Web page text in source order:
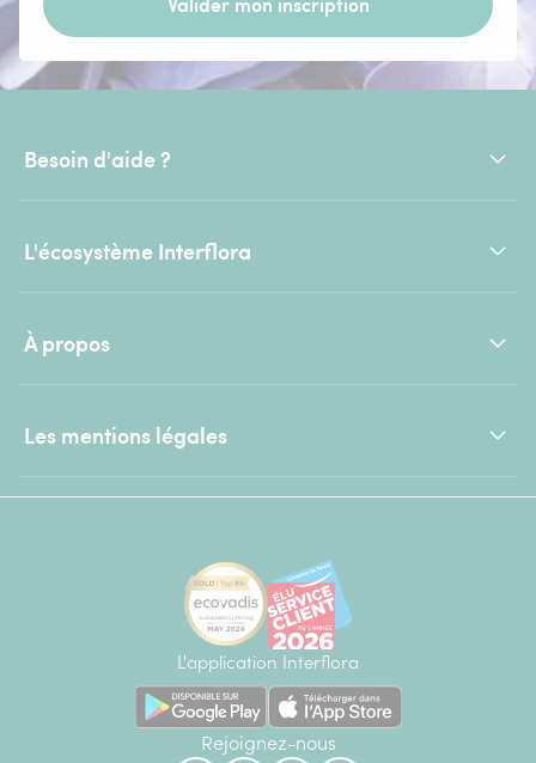
Besoin d'aide ?
L'écosystème Interflora
À propos
Les mentions légales
L'application Interflora
Rejoignez-nous